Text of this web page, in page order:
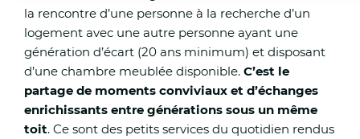
Actions :
Gestion de crise :
Le centre opérationnel départemental (COD) sera
compter de 12h00 afin de suivre
la rencontre d’une personne à la recherche d’un
logement avec une autre personne ayant une
génération d’écart (20 ans minimum) et disposant
d’une chambre meublée disponible. C’est le
partage de moments conviviaux et d’échanges
enrichissants entre générations sous un même
toit. Ce sont des petits services du quotidien rendus